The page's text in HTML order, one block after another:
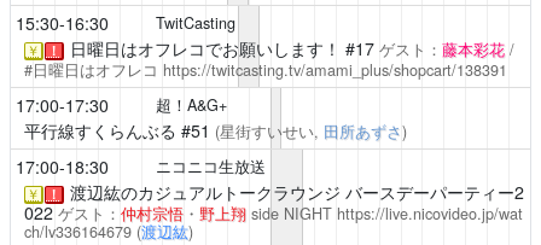
15:30-16:30 TwitCasting
￥ ！ 日曜日はオフレコでお願いします！ #17 ゲスト： 藤本彩花/
#日曜日はオフレコ https://twitcasting.tv/amami_plus/shopcart/138391
17:00-17:30 超！A&G+
平行線すくらんぶる #51 (星街すいせい, 田所あずさ)
17:00-18:30 ニコニコ生放送
￥ ！ 渡辺紘のカジュアルトークラウンジ バースデーパーティー2
022 ゲスト： 仲村宗悟・ 野上翔 side NIGHT https://live.nicovideo.jp/wat
ch/lv336164679 (渡辺紘)